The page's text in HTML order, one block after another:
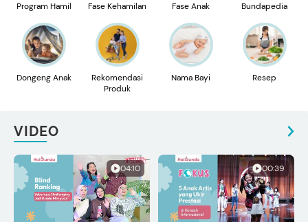
Program Hamil Fase Kehamilan Fase Anak Bundapedia
Dongeng Anak
Rekomendasi
Produk
Nama Bayi Resep
VIDEO
04:10 00:39